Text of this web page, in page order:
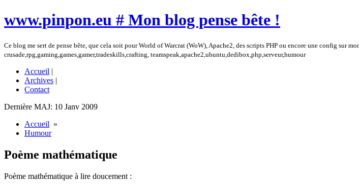
www.pinpon.eu # Mon blog pense bête !
Ce blog me sert de pense bête, que cela soit pour World of Warcrat (WoW), Apache2, des scripts PHP ou encore une config
crusade,rpg,gaming,games,gamer,tradeskills,crafting, teamspeak,apache2,ubuntu,dedibox,php,serveur,humour
Accueil |
Archives |
Contact
Dernière MAJ: 10 Janv 2009
Accueil »
Humour
Poème mathématique
Poème mathématique à lire doucement :